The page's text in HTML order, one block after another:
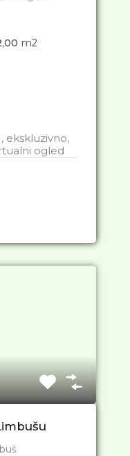
m2
ekskluzivno,
ogled